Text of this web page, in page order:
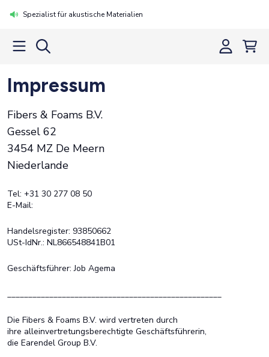
Spezialist für akustische Materialien
Impressum
Fibers & Foams B.V.
Gessel 62
3454 MZ De Meern
Niederlande
Tel: +31 30 277 08 50
E-Mail:
Handelsregister: 93850662
USt-IdNr.: NL866548841B01
Geschäftsführer: Job Agema
Die Fibers & Foams B.V. wird vertreten durch
ihre alleinvertretungsberechtigte Geschäftsführerin,
die Earendel Group B.V.